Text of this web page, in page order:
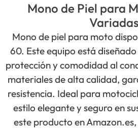
Mono de Piel para
Variadas
Mono de piel para moto
60. Este equipo está
protección y comodidad al
materiales de alta calidad,
resistencia. Ideal para
estilo elegante y seguro en
este producto en